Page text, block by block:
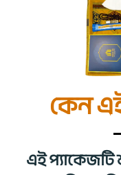
কেন
এই প্যাকেজটি